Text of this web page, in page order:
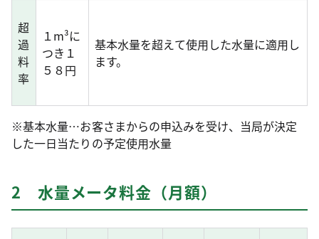
超
過
料
率
１m³に
つき１
５８円
基本水量を超えて使用した水量に適用し
ます。
※基本水量…お客さまからの申込みを受け、当局が決定
した一日当たりの予定使用水量
2 水量メータ料金（月額）